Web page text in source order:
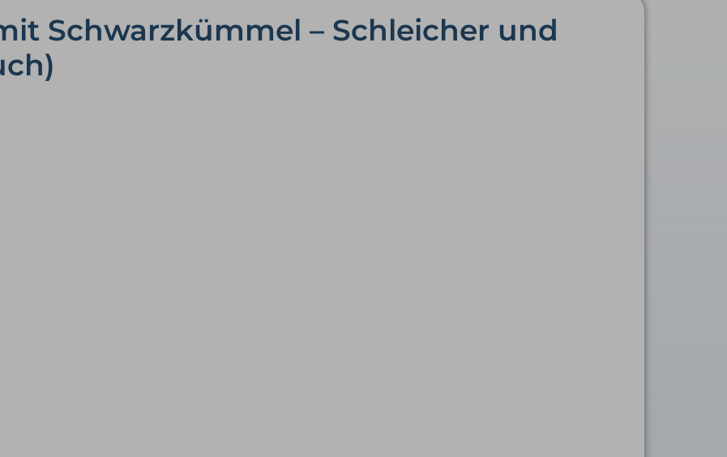
Schwarzkümmel – Schleicher und